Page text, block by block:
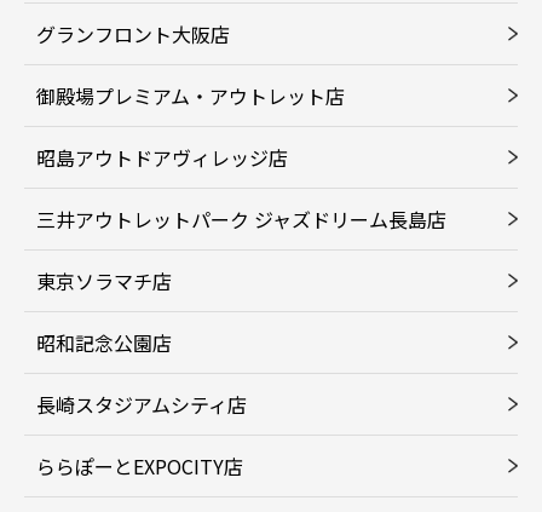
グランフロント大阪店
御殿場プレミアム・アウトレット店
昭島アウトドアヴィレッジ店
三井アウトレットパーク ジャズドリーム長島店
東京ソラマチ店
昭和記念公園店
長崎スタジアムシティ店
ららぽーとEXPOCITY店